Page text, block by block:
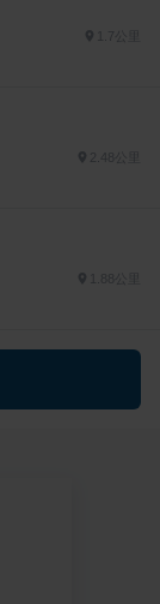
1.7公里
2.48公里
1.88公里